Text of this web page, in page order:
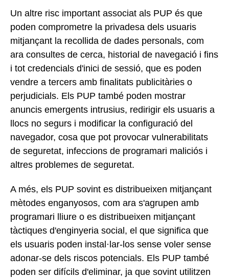
Un altre risc important associat als PUP és que
poden comprometre la privadesa dels usuaris
mitjançant la recollida de dades personals, com
ara consultes de cerca, historial de navegació i fins
i tot credencials d'inici de sessió, que es poden
vendre a tercers amb finalitats publicitàries o
perjudicials. Els PUP també poden mostrar
anuncis emergents intrusius, redirigir els usuaris a
llocs no segurs i modificar la configuració del
navegador, cosa que pot provocar vulnerabilitats
de seguretat, infeccions de programari maliciós i
altres problemes de seguretat.
A més, els PUP sovint es distribueixen mitjançant
mètodes enganyosos, com ara s'agrupen amb
programari lliure o es distribueixen mitjançant
tàctiques d'enginyeria social, el que significa que
els usuaris poden instal·lar-los sense voler sense
adonar-se dels riscos potencials. Els PUP també
poden ser difícils d'eliminar, ja que sovint utilitzen